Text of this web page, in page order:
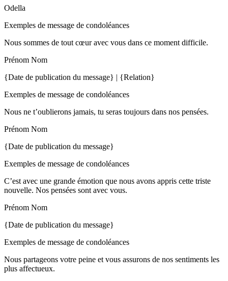
Odella
Exemples de message de condoléances
Nous sommes de tout cœur avec vous dans ce moment difficile.
Prénom Nom
{Date de publication du message} | {Relation}
Exemples de message de condoléances
Nous ne t’oublierons jamais, tu seras toujours dans nos pensées.
Prénom Nom
{Date de publication du message}
Exemples de message de condoléances
C’est avec une grande émotion que nous avons appris cette triste
nouvelle. Nos pensées sont avec vous.
Prénom Nom
{Date de publication du message}
Exemples de message de condoléances
Nous partageons votre peine et vous assurons de nos sentiments les
plus affectueux.